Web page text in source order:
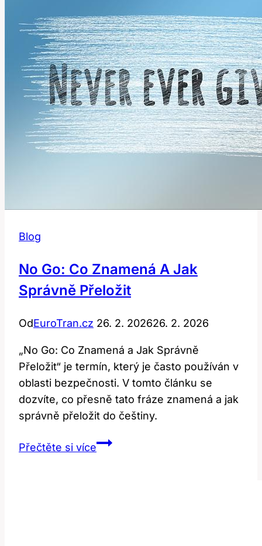
Blog
No Go: Co Znamená A Jak
Správně Přeložit
OdEuroTran.cz 26. 2. 202626. 2. 2026
„No Go: Co Znamená a Jak Správně
Přeložit“ je termín, který je často používán v
oblasti bezpečnosti. V tomto článku se
dozvíte, co přesně tato fráze znamená a jak
správně přeložit do češtiny.
Přečtěte si víceNo